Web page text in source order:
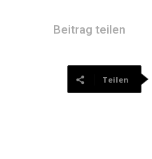
Beitrag teilen
Teilen